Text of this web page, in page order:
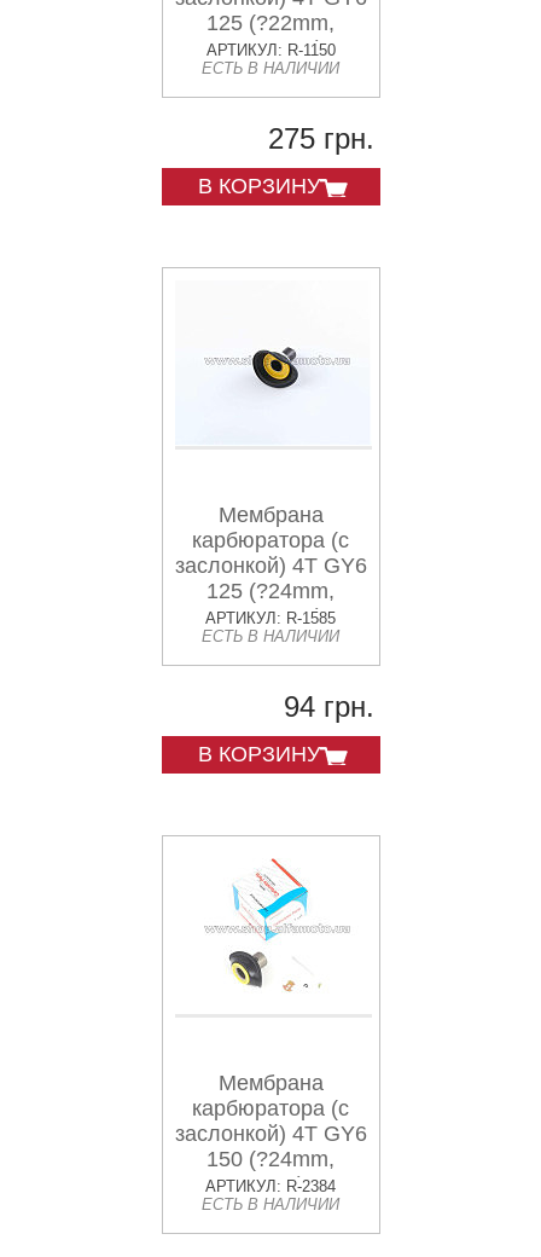
125 (?22mm,
основная)
XINLONG
АРТИКУЛ: R-1150
ЕСТЬ В НАЛИЧИИ
275 грн.
В КОРЗИНУ
Мембрана
карбюратора (с
заслонкой) 4T GY6
125 (?24mm,
основная)
KOMATCU
АРТИКУЛ: R-1585
ЕСТЬ В НАЛИЧИИ
94 грн.
В КОРЗИНУ
Мембрана
карбюратора (с
заслонкой) 4T GY6
150 (?24mm,
основная) CK
АРТИКУЛ: R-2384
ЕСТЬ В НАЛИЧИИ